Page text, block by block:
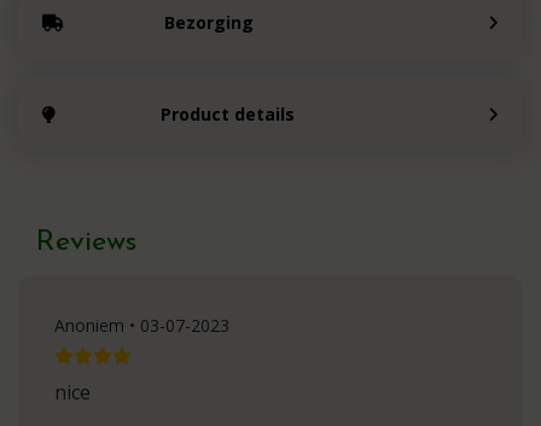
Bezorging
Product details
Reviews
Anoniem • 03-07-2023
nice